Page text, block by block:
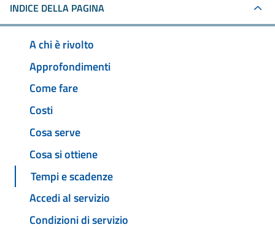
INDICE DELLA PAGINA
A chi è rivolto
Approfondimenti
Come fare
Costi
Cosa serve
Cosa si ottiene
Tempi e scadenze
Accedi al servizio
Condizioni di servizio